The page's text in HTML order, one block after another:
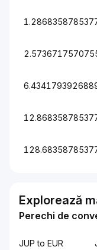
Explorează
Perechi de
JUP to EUR